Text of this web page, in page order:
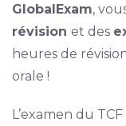
GlobalExam,
révision et des
heures de
orale !
L’examen du